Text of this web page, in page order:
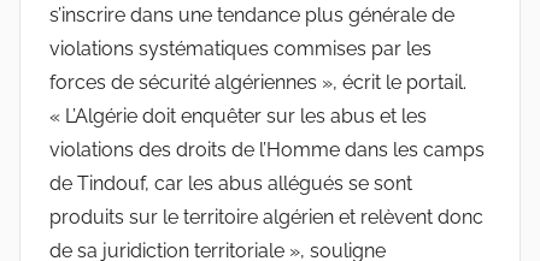
s’inscrire dans une tendance plus générale de
violations systématiques commises par les
forces de sécurité algériennes », écrit le portail.
« L’Algérie doit enquêter sur les abus et les
violations des droits de l’Homme dans les camps
de Tindouf, car les abus allégués se sont
produits sur le territoire algérien et relèvent donc
de sa juridiction territoriale », souligne